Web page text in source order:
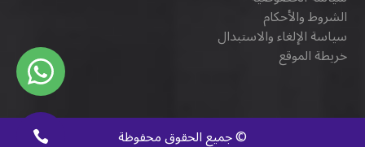
الشروط والأحكام
سياسة الإلغاء والاستبدال
خريطة الموقع
©جميع الحقوق محفوظة